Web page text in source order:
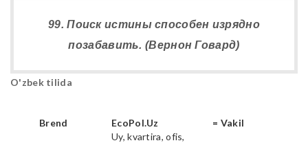
99. Поиск истины способен изрядно
позабавить. (Вернон Говард)
O'zbek tilida
Brend EcoPol.Uz = Vakil
Uy, kvartira, ofis,